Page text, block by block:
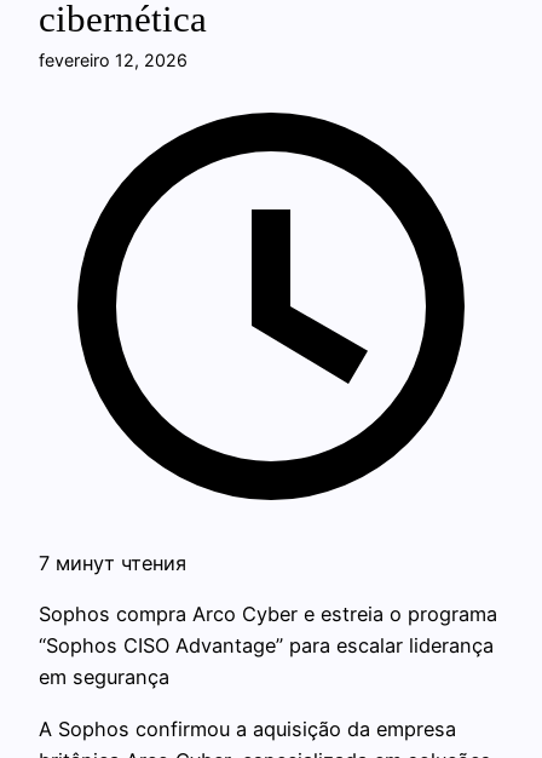
cibernética
fevereiro 12, 2026
7 минут чтения
Sophos compra Arco Cyber e estreia o programa
“Sophos CISO Advantage” para escalar liderança
em segurança
A Sophos confirmou a aquisição da empresa